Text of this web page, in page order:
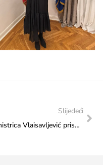
Slijedeći
Ministrica Vlaisavljević prisustvovala XXVI. Međunarodnom sajmu gospodarstva u Mostaru